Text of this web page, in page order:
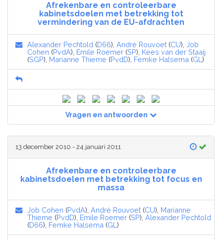
Afrekenbare en controleerbare
kabinetsdoelen met betrekking tot
vermindering van de EU-afdrachten
Alexander Pechtold (D66), André Rouvoet (CU), Job
Cohen (PvdA), Emile Roemer (SP), Kees van der Staaij
(SGP), Marianne Thieme (PvdD), Femke Halsema (GL )
Vragen en antwoorden
13 december 2010 - 24 januari 2011
Afrekenbare en controleerbare
kabinetsdoelen met betrekking tot focus en
massa
Job Cohen (PvdA), André Rouvoet (CU), Marianne
Thieme (PvdD), Emile Roemer (SP), Alexander Pechtold
(D66), Femke Halsema (GL )